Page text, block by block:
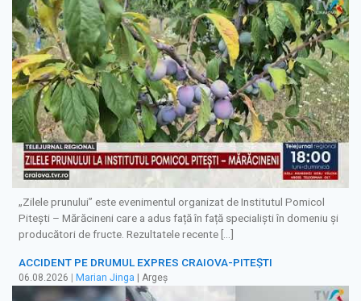
„Zilele prunului” este evenimentul organizat de Institutul Pomicol
Pitești – Mărăcineni care a adus față în față specialiști în domeniu și
producători de fructe. Rezultatele recente […]
ACCIDENT PE DRUMUL EXPRES CRAIOVA-PITEȘTI
06.08.2026 Marian Jinga | Argeș